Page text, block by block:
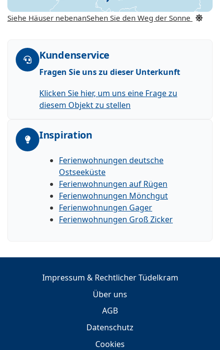
Siehe Häuser nebenanSehen Sie den Weg der Sonne
Kundenservice
Fragen Sie uns zu dieser Unterkunft
Klicken Sie hier, um uns eine Frage zu
diesem Objekt zu stellen
Inspiration
Ferienwohnungen deutsche
Ostseeküste
Ferienwohnungen auf Rügen
Ferienwohnungen Mönchgut
Ferienwohnungen Gager
Ferienwohnungen Groß Zicker
Impressum & Rechtlicher Tüdelkram
Über uns
AGB
Datenschutz
Cookies